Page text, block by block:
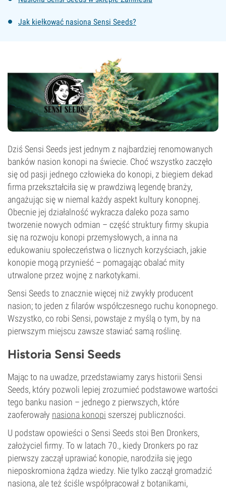
Jak kiełkować nasiona Sensi Seeds?
Dziś Sensi Seeds jest jednym z najbardziej renomowanych
banków nasion konopi na świecie. Choć wszystko zaczęło
się od pasji jednego człowieka do konopi, z biegiem dekad
firma przekształciła się w prawdziwą legendę branży,
angażując się w niemal każdy aspekt kultury konopnej.
Obecnie jej działalność wykracza daleko poza samo
tworzenie nowych odmian – część struktury firmy skupia
się na rozwoju konopi przemysłowych, a inna na
edukowaniu społeczeństwa o licznych korzyściach, jakie
konopie mogą przynieść – pomagając obalać mity
utrwalone przez wojnę z narkotykami.
Sensi Seeds to znacznie więcej niż zwykły producent
nasion; to jeden z filarów współczesnego ruchu konopnego.
Wszystko, co robi Sensi, powstaje z myślą o tym, by na
pierwszym miejscu zawsze stawiać samą roślinę.
Historia Sensi Seeds
Mając to na uwadze, przedstawiamy zarys historii Sensi
Seeds, który pozwoli lepiej zrozumieć podstawowe wartości
tego banku nasion – jednego z pierwszych, które
zaoferowały nasiona konopi szerszej publiczności.
U podstaw opowieści o Sensi Seeds stoi Ben Dronkers,
założyciel firmy. To w latach 70., kiedy Dronkers po raz
pierwszy zaczął uprawiać konopie, narodziła się jego
nieposkromiona żądza wiedzy. Nie tylko zaczął gromadzić
nasiona, ale też ściśle współpracował z botanikami,